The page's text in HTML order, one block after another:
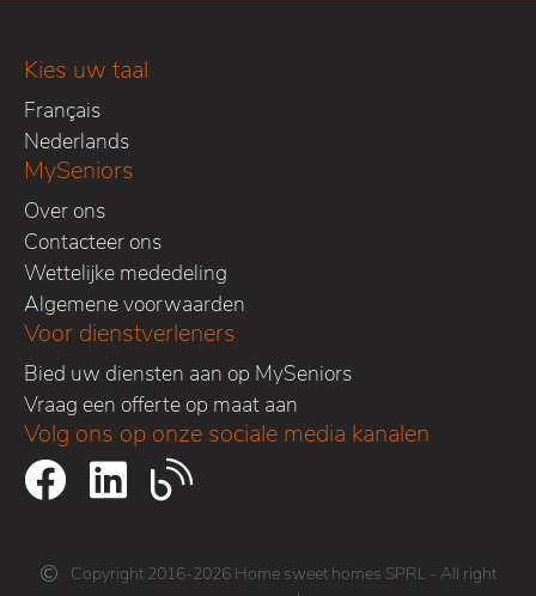
Kies uw taal
Français
Nederlands
MySeniors
Over ons
Contacteer ons
Wettelijke mededeling
Algemene voorwaarden
Voor dienstverleners
Bied uw diensten aan op MySeniors
Vraag een offerte op maat aan
Volg ons op onze sociale media kanalen
Copyright 2016-2026 Home sweet homes SPRL - All right